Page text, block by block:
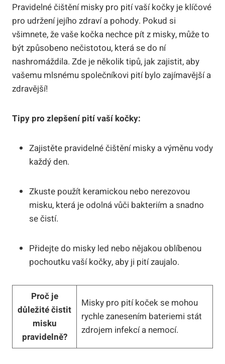
Pravidelné čištění misky pro pití vaší kočky je klíčové
pro udržení jejího zdraví a pohody. Pokud si
všimnete, že vaše kočka nechce pít z misky, může to
být způsobeno nečistotou, která se do ní
nashromáždila. Zde je několik tipů, jak zajistit, aby
vašemu mlsnému společníkovi pití bylo zajímavější a
zdravější!
Tipy pro zlepšení pití vaší kočky:
Zajistěte pravidelné čištění misky a výměnu vody
každý den.
Zkuste použít keramickou nebo nerezovou
misku, která je odolná vůči bakteriím a snadno
se čistí.
Přidejte do misky led nebo nějakou oblíbenou
pochoutku vaší kočky, aby ji pití zaujalo.
Proč je
důležité čistit
misku
pravidelně?
Misky pro pití koček se mohou
rychle zanesením bateriemi stát
zdrojem infekcí a nemocí.